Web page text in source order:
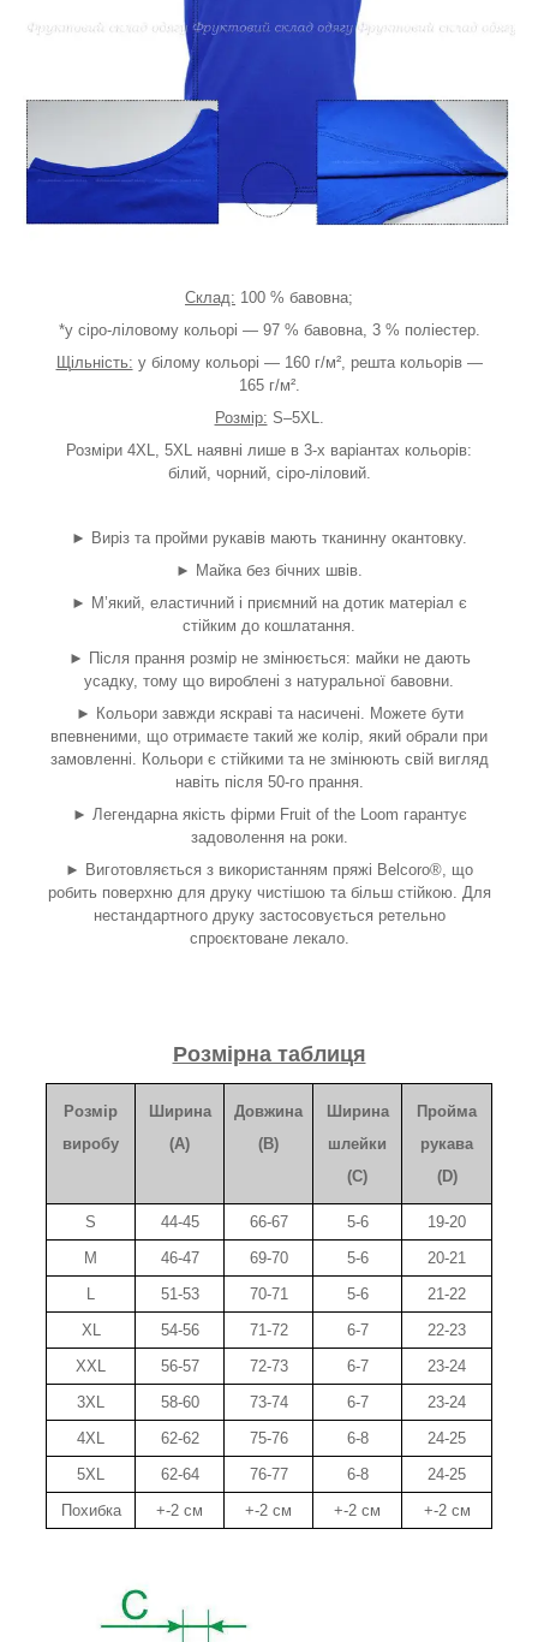
Склад: 100 % бавовна;
*у сіро-ліловому кольорі — 97 % бавовна, 3 % поліестер.
Щільність: у білому кольорі — 160 г/м², решта кольорів —
165 г/м².
Розмір: S–5XL.
Розміри 4XL, 5XL наявні лише в 3-х варіантах кольорів:
білий, чорний, сіро-ліловий.
► Виріз та пройми рукавів мають тканинну окантовку.
► Майка без бічних швів.
► М’який, еластичний і приємний на дотик матеріал є
стійким до кошлатання.
► Після прання розмір не змінюється: майки не дають
усадку, тому що вироблені з натуральної бавовни.
► Кольори завжди яскраві та насичені. Можете бути
впевненими, що отримаєте такий же колір, який обрали при
замовленні. Кольори є стійкими та не змінюють свій вигляд
навіть після 50-го прання.
► Легендарна якість фірми Fruit of the Loom гарантує
задоволення на роки.
► Виготовляється з використанням пряжі Belcoro® , що
робить поверхню для друку чистішою та більш стійкою. Для
нестандартного друку застосовується ретельно
спроєктоване лекало.
Розмірна таблиця
Розмір
виробу
Ширина
(A)
Довжина
(B)
Ширина
шлейки
(C)
Пройма
рукава
(D)
S 44-45 66-67 5-6
19-20
M
46-47 69-70 5-6
20-21
L
51-53 70-71 5-6
21-22
XL
54-56 71-72 6-7
22-23
XXL
56-57 72-73 6-7
23-24
3XL
58-60 73-74 6-7
23-24
4XL
62-62 75-76 6-8
24-25
5XL
62-64 76-77 6-8
24-25
Похибка
+-2 см +-2 см +-2 см +-2 см